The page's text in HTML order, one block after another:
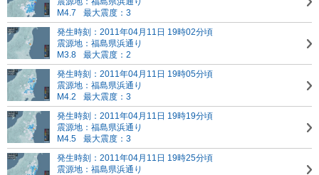
M4.7
最大震度：3
発生時刻：2011年04月11日 19時02分頃
震源地：福島県浜通り
M3.8
最大震度：2
発生時刻：2011年04月11日 19時05分頃
震源地：福島県浜通り
M4.2
最大震度：3
発生時刻：2011年04月11日 19時19分頃
震源地：福島県浜通り
M4.5
最大震度：3
発生時刻：2011年04月11日 19時25分頃
震源地：福島県浜通り